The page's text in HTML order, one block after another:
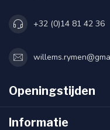
+32 (0)14 81 42 36
Openingstijden
Informatie